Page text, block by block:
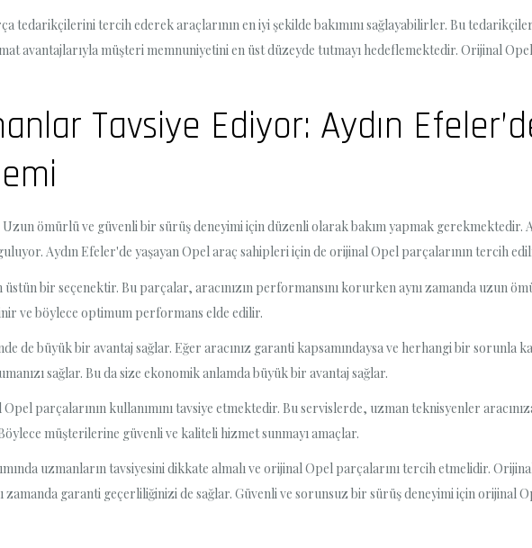
tedarikçilerini tercih ederek araçlarının en iyi şekilde bakımını sağlayabilirler. Bu
avantajlarıyla müşteri memnuniyetini en üst düzeyde tutmayı hedeflemektedir. Orijinal
Tavsiye Ediyor: Aydın
ömürlü ve güvenli bir sürüş deneyimi için düzenli olarak bakım yapmak gerekmektedir.
Aydın Efeler'de yaşayan Opel araç sahipleri için de orijinal Opel parçalarının tercih
bir seçenektir. Bu parçalar, aracınızın performansını korurken aynı zamanda uzun
ve böylece optimum performans elde edilir.
de büyük bir avantaj sağlar. Eğer aracınız garanti kapsamındaysa ve herhangi bir sorunla
sağlar. Bu da size ekonomik anlamda büyük bir avantaj sağlar.
parçalarının kullanımını tavsiye etmektedir. Bu servislerde, uzman teknisyenler
müşterilerine güvenli ve kaliteli hizmet sunmayı amaçlar.
uzmanların tavsiyesini dikkate almalı ve orijinal Opel parçalarını tercih etmelidir.
zamanda garanti geçerliliğinizi de sağlar. Güvenli ve sorunsuz bir sürüş deneyimi için orijinal